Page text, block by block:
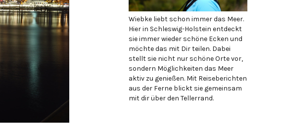
Wiebke liebt schon immer das Meer.
Hier in Schleswig-Holstein entdeckt
sie immer wieder schöne Ecken und
möchte das mit Dir teilen. Dabei
stellt sie nicht nur schöne Orte vor,
sondern Möglichkeiten das Meer
aktiv zu genießen. Mit Reiseberichten
aus der Ferne blickt sie gemeinsam
mit dir über den Tellerrand.